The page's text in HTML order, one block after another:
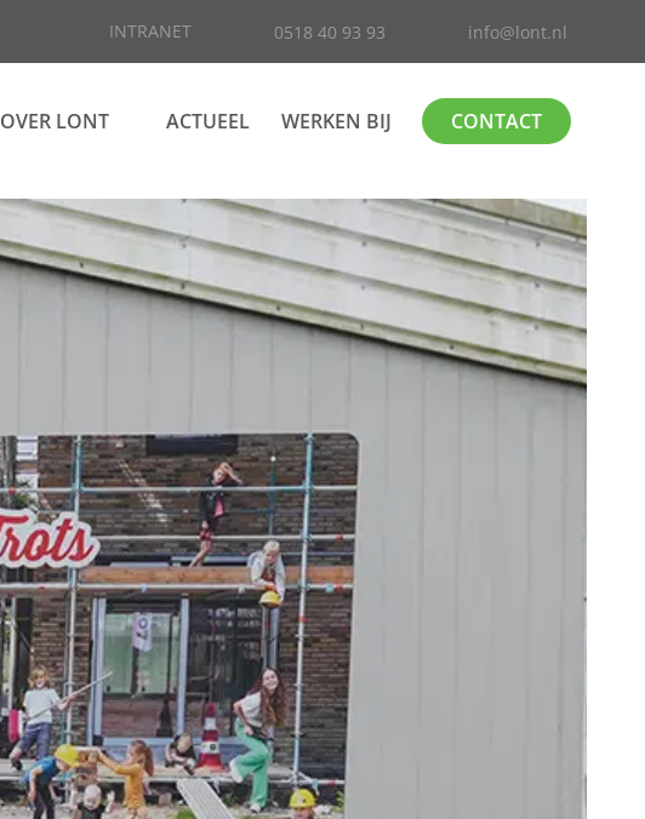
INTRANET 0518 40 93 93 info@lont.nl
OVER LONT ACTUEEL WERKEN BIJ CONTACT